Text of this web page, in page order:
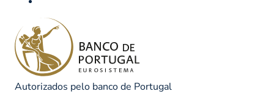
Autorizados pelo banco de Portugal